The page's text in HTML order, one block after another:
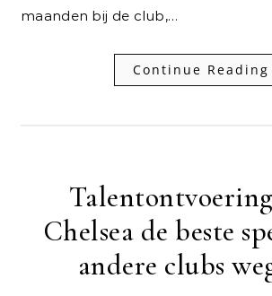
maanden bij de club,…
Continue Reading
Chelsea de beste
andere clubs